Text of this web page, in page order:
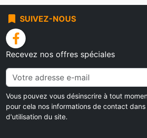
bookmark SUIVEZ-NOUS
facebook
Recevez nos offres spéciales
Vous pouvez vous désinscrire à tout
pour cela nos informations de contact
d'utilisation du site.